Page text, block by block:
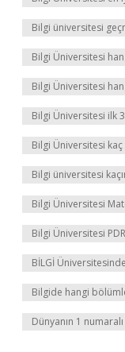
Bilgi üniversitesi
Bilgi Üniversitesi
Bilgi Üniversitesi
Bilgi Üniversitesi ilk
Bilgi Üniversitesi kaç
Bilgi üniversitesi
Bilgi Üniversitesi
Bilgi Üniversitesi
BİLGİ
Bilgide hangi
Dünyanın 1